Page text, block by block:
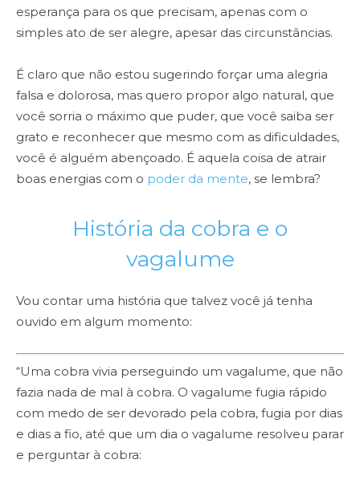
esperança para os que precisam, apenas com o
simples ato de ser alegre, apesar das circunstâncias.
É claro que não estou sugerindo forçar uma alegria
falsa e dolorosa, mas quero propor algo natural, que
você sorria o máximo que puder, que você saiba ser
grato e reconhecer que mesmo com as dificuldades,
você é alguém abençoado. É aquela coisa de atrair
boas energias com o poder da mente, se lembra?
História da cobra e o
vagalume
Vou contar uma história que talvez você já tenha
ouvido em algum momento:
“Uma cobra vivia perseguindo um vagalume, que não
fazia nada de mal à cobra. O vagalume fugia rápido
com medo de ser devorado pela cobra, fugia por dias
e dias a fio, até que um dia o vagalume resolveu parar
e perguntar à cobra: